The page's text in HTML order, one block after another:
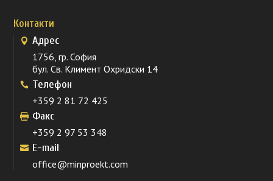
Контакти
Адрес
1756, гр. София
бул. Св. Климент Охридски 14
Телефон
+359 2 81 72 425
Факс
+359 2 97 53 348
E-mail
office@minproekt.com